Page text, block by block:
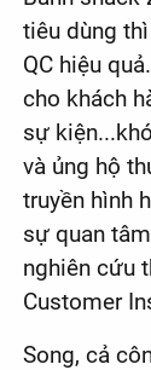
tiêu dùng
QC hiệu
cho khách
sự
và ủng hộ
truyền hình
sự quan
nghiên cứu
Customer
Song, cả